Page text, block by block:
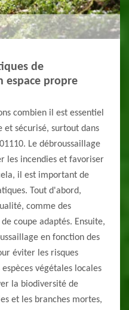
de
espace propre
combien il est essentiel
sécurisé, surtout dans
Le débroussaillage
les incendies et favoriser
il est important de
Tout d'abord,
comme des
coupe adaptés. Ensuite,
en fonction des
éviter les risques
végétales locales
la biodiversité de
et les branches mortes,